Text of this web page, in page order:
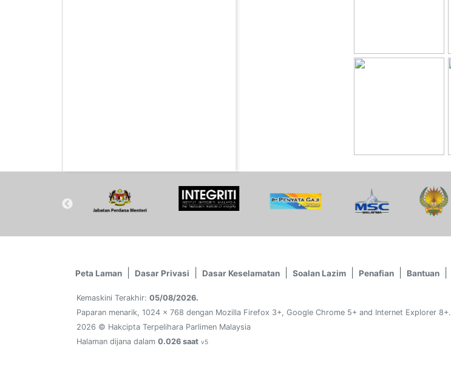
Peta Laman Dasar Privasi Dasar Keselamatan Soalan Lazim Penafian Bantuan
Kemaskini Terakhir: 05/08/2026.
Paparan menarik, 1024 x 768 dengan Mozilla Firefox 3+, Google Chrome 5+ and Internet Explorer 8+.
2026 © Hakcipta Terpelihara Parlimen Malaysia
Halaman dijana dalam 0.026 saat v5